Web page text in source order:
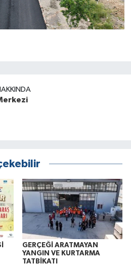
GERÇEĞİ ARATMAYAN
YANGIN VE KURTARMA
TATBİKATI